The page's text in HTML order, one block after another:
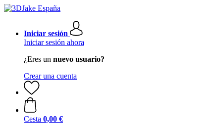
Iniciar sesión
Iniciar sesión ahora
¿Eres un nuevo usuario?
Crear una cuenta
Cesta 0,00 €